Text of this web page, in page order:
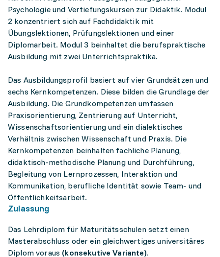
Psychologie und Vertiefungskursen zur Didaktik. Modul
2 konzentriert sich auf Fachdidaktik mit
Übungslektionen, Prüfungslektionen und einer
Diplomarbeit. Modul 3 beinhaltet die berufspraktische
Ausbildung mit zwei Unterrichtspraktika.
Das Ausbildungsprofil basiert auf vier Grundsätzen und
sechs Kernkompetenzen. Diese bilden die Grundlage der
Ausbildung. Die Grundkompetenzen umfassen
Praxisorientierung, Zentrierung auf Unterricht,
Wissenschaftsorientierung und ein dialektisches
Verhältnis zwischen Wissenschaft und Praxis. Die
Kernkompetenzen beinhalten fachliche Planung,
didaktisch-methodische Planung und Durchführung,
Begleitung von Lernprozessen, Interaktion und
Kommunikation, berufliche Identität sowie Team- und
Öffentlichkeitsarbeit.
Zulassung
Das Lehrdiplom für Maturitätsschulen setzt einen
Masterabschluss oder ein gleichwertiges universitäres
Diplom voraus (konsekutive Variante).